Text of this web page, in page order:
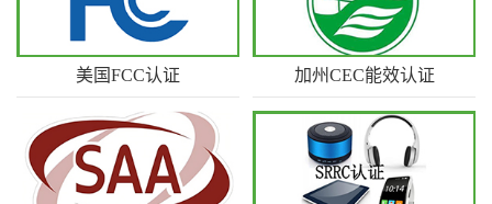
美国FCC认证
优科电磁兼容实验室是获得美
国FCC…
加州CEC能效认证
加州CEC能效认证是美国加利
福尼亚…